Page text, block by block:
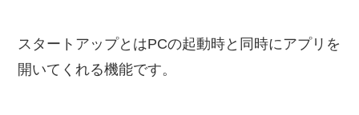
スタートアップとはPCの起動時と同時にアプリを
開いてくれる機能です。